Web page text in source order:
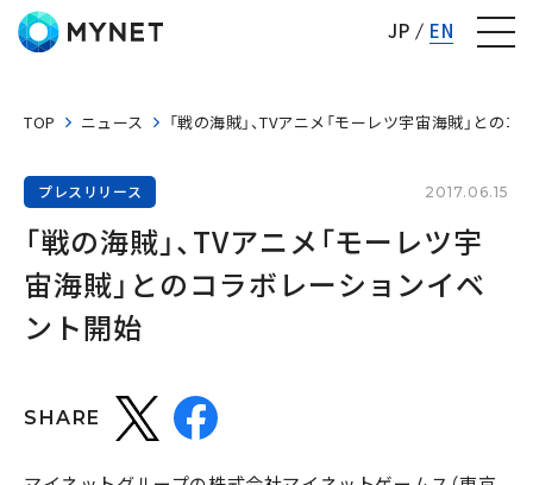
JP EN
TOP ニュース 「戦の海賊」、TVアニメ「モーレツ宇宙海賊」との
プレスリリース 2017.06.15
「戦の海賊」、TVアニメ「モーレツ宇
宙海賊」とのコラボレーションイベ
ント開始
SHARE